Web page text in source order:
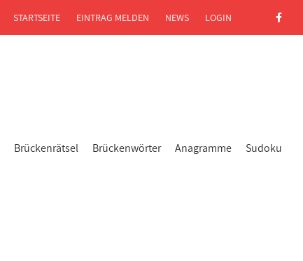
Brückenrätsel Brückenwörter Anagramme Sudoku
STARTSEITE EINTRAG MELDEN NEWS LOGIN